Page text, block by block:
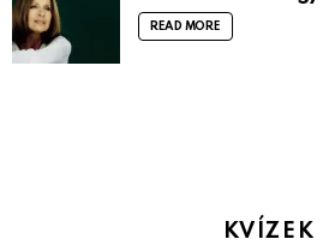
READ MORE
KVÍZEK